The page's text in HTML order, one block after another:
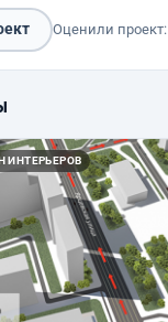
Оценили проект:
ИНТЕРЬЕРОВ